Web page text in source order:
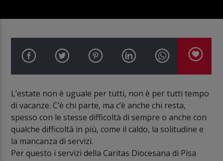
L’estate non è uguale per tutti, non è per tutti tempo
di vacanze. C’è chi parte, ma c’è anche chi resta,
spesso con le stesse difficoltà di sempre o anche con
qualche difficoltà in più, come il caldo, la solitudine e
la mancanza di servizi.
Per questo i servizi della Caritas Diocesana di Pisa